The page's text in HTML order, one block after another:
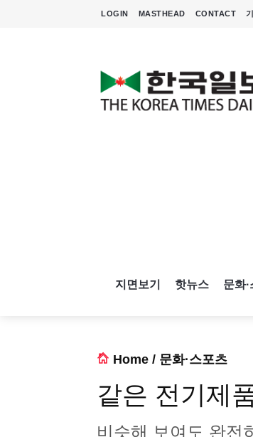
LOGIN MASTHEAD CONTACT
지면보기 핫뉴스 문화
Home / 문화·스포츠
같은 전기제
비슷해 보여도 완전